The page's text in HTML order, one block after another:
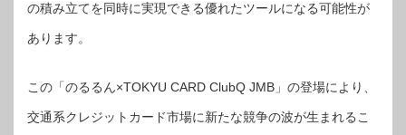
の積み立てを同時に実現できる優れたツールになる可能性が
あります。
この「のるるん×TOKYU CARD ClubQ JMB」の登場により、
交通系クレジットカード市場に新たな競争の波が生まれるこ